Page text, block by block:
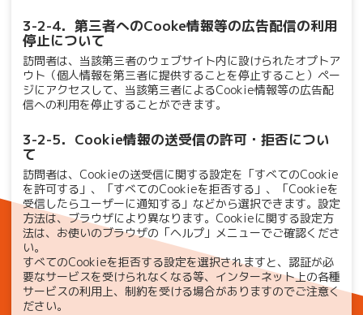
3-2-4．第三者へのCooke情報等の広告配信の利用
停止について
訪問者は、当該第三者のウェブサイト内に設けられたオプトア
ウト（個人情報を第三者に提供することを停止すること）ペー
ジにアクセスして、当該第三者によるCookie情報等の広告配
信への利用を停止することができます。
3-2-5．Cookie情報の送受信の許可・拒否につい
て
訪問者は、Cookieの送受信に関する設定を「すべてのCookie
を許可する」、「すべてのCookieを拒否する」、「Cookieを
受信したらユーザーに通知する」などから選択できます。設定
方法は、ブラウザにより異なります。Cookieに関する設定方
法は、お使いのブラウザの「ヘルプ」メニューでご確認くださ
い。
すべてのCookieを拒否する設定を選択されますと、認証が必
要なサービスを受けられなくなる等、インターネット上の各種
サービスの利用上、制約を受ける場合がありますのでご注意く
ださい。